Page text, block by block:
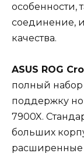
особенности,
соединение,
качества.
ASUS ROG
полный
поддержку
7900X.
больших
расширенные